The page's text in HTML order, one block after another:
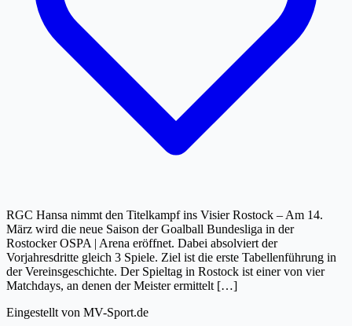
RGC Hansa nimmt den Titelkampf ins Visier Rostock – Am 14.
März wird die neue Saison der Goalball Bundesliga in der
Rostocker OSPA | Arena eröffnet. Dabei absolviert der
Vorjahresdritte gleich 3 Spiele. Ziel ist die erste Tabellenführung in
der Vereinsgeschichte. Der Spieltag in Rostock ist einer von vier
Matchdays, an denen der Meister ermittelt […]
Eingestellt von MV-Sport.de